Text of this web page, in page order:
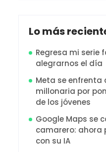
Lo más
Regresa mi serie
alegrarnos el día
Meta se enfrenta
millonaria por
de los jóvenes
Google Maps se
camarero: ahora
con su IA